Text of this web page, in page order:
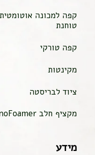
קפה למכונה אוטומטית
טוחנת
קפה טורקי
מקינטות
ציוד לבריסטה
מקציף חלב NanoFoamer
מידע